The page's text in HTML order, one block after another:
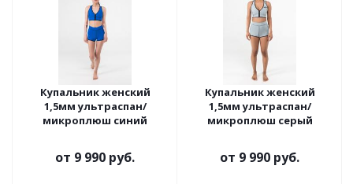
Купальник женский
1,5мм ультраспан/
микроплюш синий
от 9 990 руб.
Купальник женский
1,5мм ультраспан/
микроплюш серый
от 9 990 руб.